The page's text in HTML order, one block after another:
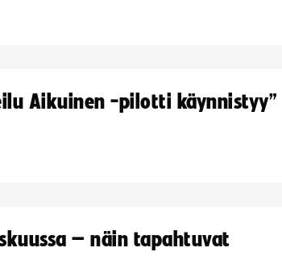
Aikuinen -pilotti käynnistyy”
– näin tapahtuvat